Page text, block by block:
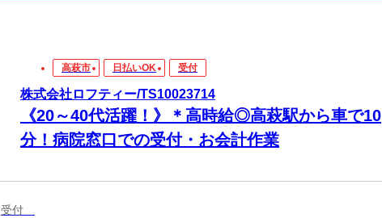
高萩市 日払いOK 受付
株式会社ロフティー/TS10023714
《20～40代活躍！》＊高時給◎高萩駅から車で10
分！病院窓口での受付・お会計作業
受付